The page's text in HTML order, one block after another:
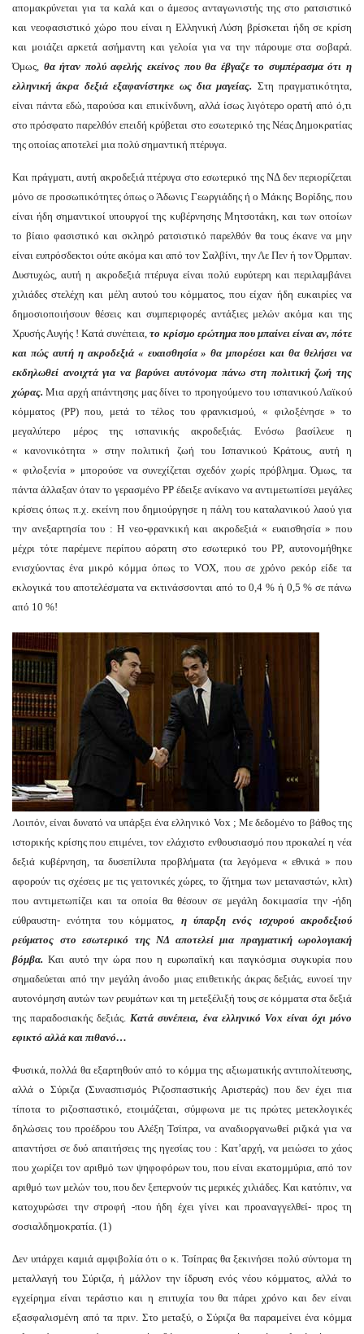
απομακρύνεται για τα καλά και ο άμεσος ανταγωνιστής της στο ρατσιστικό
και νεοφασιστικό χώρο που είναι η Ελληνική Λύση βρίσκεται ήδη σε κρίση
και μοιάζει αρκετά ασήμαντη και γελοία για να την πάρουμε στα σοβαρά.
Όμως, θα ήταν πολύ αφελής εκείνος που θα έβγαζε το συμπέρασμα ότι η
ελληνική άκρα δεξιά εξαφανίστηκε ως δια μαγείας. Στη πραγματικότητα,
είναι πάντα εδώ, παρούσα και επικίνδυνη, αλλά ίσως λιγότερο ορατή από ό,τι
στο πρόσφατο παρελθόν επειδή κρύβεται στο εσωτερικό της Νέας Δημοκρατίας
της οποίας αποτελεί μια πολύ σημαντική πτέρυγα.
Και πράγματι, αυτή ακροδεξιά πτέρυγα στο εσωτερικό της ΝΔ δεν περιορίζεται
μόνο σε προσωπικότητες όπως ο Άδωνις Γεωργιάδης ή ο Μάκης Βορίδης, που
είναι ήδη σημαντικοί υπουργοί της κυβέρνησης Μητσοτάκη, και των οποίων
το βίαιο φασιστικό και σκληρό ρατσιστικό παρελθόν θα τους έκανε να μην
είναι ευπρόσδεκτοι ούτε ακόμα και από τον Σαλβίνι, την Λε Πεν ή τον Όρμπαν.
Δυστυχώς, αυτή η ακροδεξιά πτέρυγα είναι πολύ ευρύτερη και περιλαμβάνει
χιλιάδες στελέχη και μέλη αυτού του κόμματος, που είχαν ήδη ευκαιρίες να
δημοσιοποιήσουν θέσεις και συμπεριφορές αντάξιες μελών ακόμα και της
Χρυσής Αυγής ! Κατά συνέπεια,το κρίσμο ερώτημαπου μπαίνει είναι αν, πότε
και πώς αυτή η ακροδεξιά « ευαισθησία » θα μπορέσει και θα θελήσει να
εκδηλωθεί ανοιχτά για να βαρύνει αυτόνομα πάνω στη πολιτική ζωή της
χώρας. Μια αρχή απάντησης μας δίνει το προηγούμενο του ισπανικού Λαϊκού
κόμματος (ΡΡ) που, μετά το τέλος του φρανκισμού, « φιλοξένησε » το
μεγαλύτερο μέρος της ισπανικής ακροδεξιάς. Ενόσω βασίλευε η
« κανονικότητα » στην πολιτική ζωή του Ισπανικού Κράτους, αυτή η
« φιλοξενία » μπορούσε να συνεχίζεται σχεδόν χωρίς πρόβλημα. Όμως, τα
πάντα άλλαξαν όταν το γερασμένο ΡΡ έδειξε ανίκανο να αντιμετωπίσει μεγάλες
κρίσεις όπως π.χ. εκείνη που δημιούργησε η πάλη του καταλανικού λαού για
την ανεξαρτησία του : H νεο-φρανκική και ακροδεξιά « ευαισθησία » που
μέχρι τότε παρέμενε περίπου αόρατη στο εσωτερικό του ΡΡ, αυτονομήθηκε
ενισχύοντας ένα μικρό κόμμα όπως το VOX, που σε χρόνο ρεκόρ είδε τα
εκλογικά του αποτελέσματα να εκτινάσσονται από το 0,4 % ή 0,5 % σε πάνω
από 10 %!
Λοιπόν, είναι δυνατό να υπάρξει ένα ελληνικό Vox ; Με δεδομένο το βάθος της
ιστορικής κρίσης που επιμένει, τον ελάχιστο ενθουσιασμό που προκαλεί η νέα
δεξιά κυβέρνηση, τα δυσεπίλυτα προβλήματα (τα λεγόμενα « εθνικά » που
αφορούν τις σχέσεις με τις γειτονικές χώρες, το ζήτημα των μεταναστών, κλπ)
που αντιμετωπίζει και τα οποία θα θέσουν σε μεγάλη δοκιμασία την -ήδη
εύθραυστη- ενότητα του κόμματος, η ύπαρξη ενός ισχυρού ακροδεξιού
ρεύματος στο εσωτερικό της ΝΔ αποτελεί μια πραγματική ωρολογιακή
βόμβα. Και αυτό την ώρα που η ευρωπαϊκή και παγκόσμια συγκυρία που
σημαδεύεται από την μεγάλη άνοδο μιας επιθετικής άκρας δεξιάς, ευνοεί την
αυτονόμηση αυτών των ρευμάτων και τη μετεξέλιξή τους σε κόμματα στα δεξιά
της παραδοσιακής δεξιάς. Κατά συνέπεια, ένα ελληνικό Vox είναι όχι μόνο
εφικτό αλλά και πιθανό…
Φυσικά, πολλά θα εξαρτηθούν από το κόμμα της αξιωματικής αντιπολίτευσης,
αλλά ο Σύριζα (Συνασπισμός Ριζοσπαστικής Αριστεράς) που δεν έχει πια
τίποτα το ριζοσπαστικό, ετοιμάζεται, σύμφωνα με τις πρώτες μετεκλογικές
δηλώσεις του προέδρου του Αλέξη Τσίπρα, να αναδιοργανωθεί ριζικά για να
απαντήσει σε δυό απαιτήσεις της ηγεσίας του : Κατ’αρχή, να μειώσει το χάος
που χωρίζει τον αριθμό των ψηφοφόρων του, που είναι εκατομμύρια, από τον
αριθμό των μελών του, που δεν ξεπερνούν τις μερικές χιλιάδες. Και κατόπιν, να
κατοχυρώσει την στροφή -που ήδη έχει γίνει και προαναγγελθεί- προς τη
σοσιαλδημοκρατία. (1)
Δεν υπάρχει καμιά αμφιβολία ότι ο κ. Τσίπρας θα ξεκινήσει πολύ σύντομα τη
μεταλλαγή του Σύριζα, ή μάλλον την ίδρυση ενός νέου κόμματος, αλλά το
εγχείρημα είναι τεράστιο και η επιτυχία του θα πάρει χρόνο και δεν είναι
εξασφαλισμένη από τα πριν. Στο μεταξύ, ο Σύριζα θα παραμείνει ένα κόμμα